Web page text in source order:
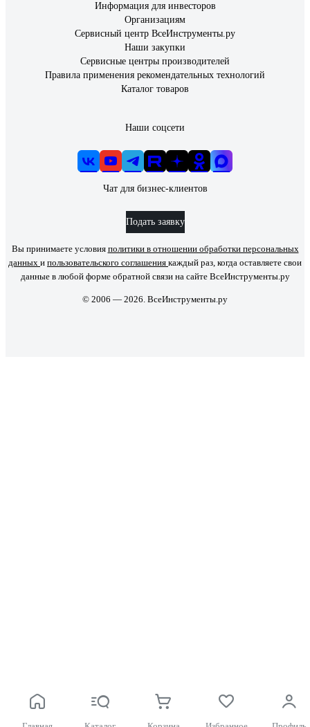
Информация для инвесторов
Организациям
Сервисный центр ВсеИнструменты.ру
Наши закупки
Сервисные центры производителей
Правила применения рекомендательных технологий
Каталог товаров
Наши соцсети
Чат для бизнес-клиентов
Подать заявку
Вы принимаете условия политики в отношении обработки персональных
данных и пользовательского соглашения каждый раз, когда оставляете свои
данные в любой форме обратной связи на сайте ВсеИнструменты.ру
© 2006 — 2026. ВсеИнструменты.ру